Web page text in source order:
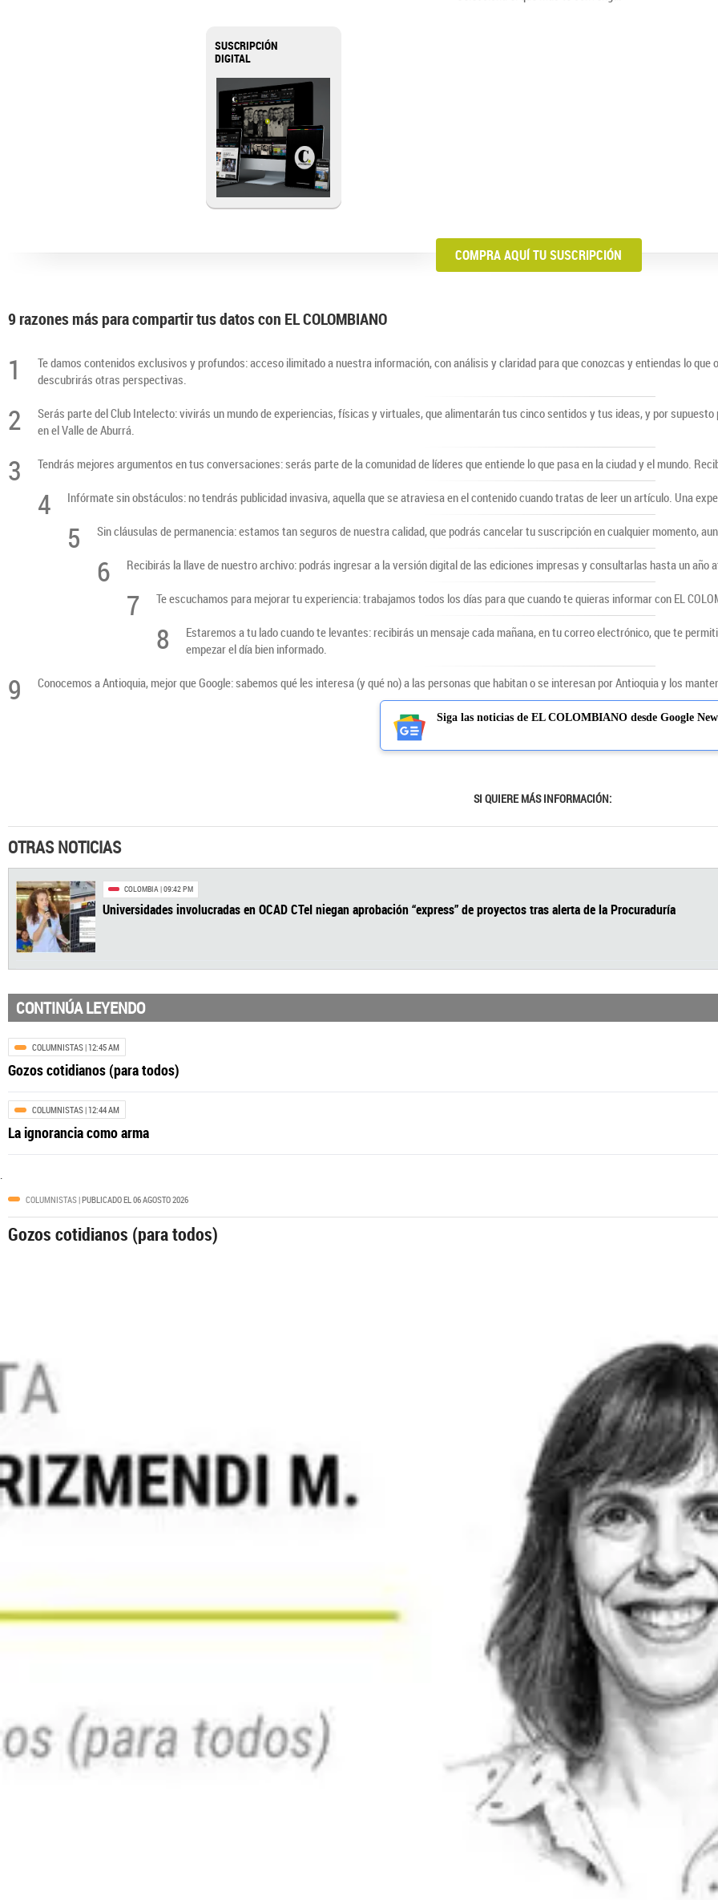
SUSCRIPCIÓN
DIGITAL
COMPRA AQUÍ TU SUSCRIPCIÓN
9 razones más para compartir tus datos con EL COLOMBIANO
1
Te damos contenidos exclusivos y profundos: acceso ilimitado a nuestra información, con análisis y claridad para que conozcas y entiendas lo
descubrirás otras perspectivas.
2
Serás parte del Club Intelecto: vivirás un mundo de experiencias, físicas y virtuales, que alimentarán tus cinco sentidos y tus ideas, y por
en el Valle de Aburrá.
3 Tendrás mejores argumentos en tus conversaciones: serás parte de la comunidad de líderes que entiende lo que pasa en la ciudad y el mundo.
4 Infórmate sin obstáculos: no tendrás publicidad invasiva, aquella que se atraviesa en el contenido cuando tratas de leer un artículo. Una
5 Sin cláusulas de permanencia: estamos tan seguros de nuestra calidad, que podrás cancelar tu suscripción en cualquier momento,
6 Recibirás la llave de nuestro archivo: podrás ingresar a la versión digital de las ediciones impresas y consultarlas hasta un año
7 Te escuchamos para mejorar tu experiencia: trabajamos todos los días para que cuando te quieras informar con EL
8
Estaremos a tu lado cuando te levantes: recibirás un mensaje cada mañana, en tu correo electrónico, que te
empezar el día bien informado.
9 Conocemos a Antioquia, mejor que Google: sabemos qué les interesa (y qué no) a las personas que habitan o se interesan por Antioquia y los
Siga las noticias de EL COLOMBIANO desde Google
SI QUIERE MÁS INFORMACIÓN:
OTRAS NOTICIAS
COLOMBIA| 09:42 PM
Universidades involucradas en OCAD CTeI niegan aprobación “express” de proyectos tras alerta de la
CONTINÚA LEYENDO
COLUMNISTAS| 12:45 AM
Gozos cotidianos (para todos)
COLUMNISTAS| 12:44 AM
La ignorancia como arma
.
COLUMNISTAS| PUBLICADO EL 06 AGOSTO 2026
Gozos cotidianos (para todos)